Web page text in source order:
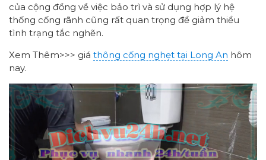
của cộng đồng về việc bảo trì và sử dụng hợp lý hệ
thống cống rãnh cũng rất quan trọng để giảm thiểu
tình trạng tắc nghẽn.
Xem Thêm>>> giá thông cống nghẹt tại Long An hôm
nay.